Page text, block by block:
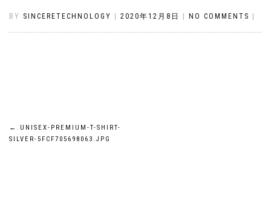
BY SINCERETECHNOLOGY 2020年12月8日 NO COMMENTS
投
←
UNISEX-PREMIUM-T-SHIRT-
SILVER-5FCF705698063.JPG